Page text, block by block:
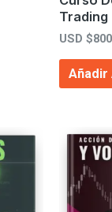
Trading
USD $
Añadir